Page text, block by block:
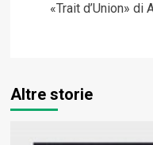
«Trait d’Union» di
Altre storie